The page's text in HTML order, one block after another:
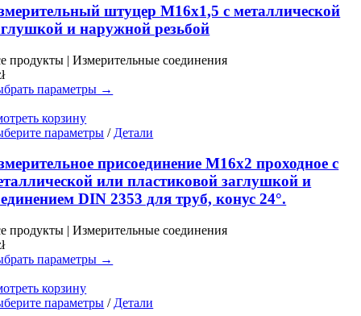
имеет
несколько
вариаций.
можно
на
штуцер M16x1,5 с металлической
и наружной резьбой
продукты | Измерительные соединения
параметры →
корзину
параметры Этот
имеет
несколько
вариаций.
Опции
выбрать
странице
/ Детали
присоединение M16x2 проходное с
или пластиковой заглушкой и
DIN 2353 для труб, конус 24°.
продукты | Измерительные соединения
параметры →
корзину
параметры Этот
/ Детали